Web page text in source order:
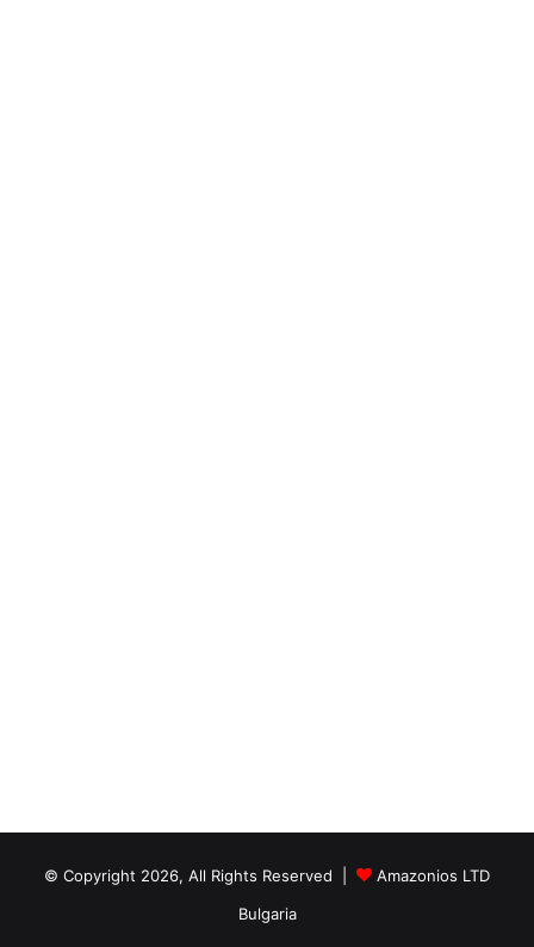
© Copyright 2026, All Rights Reserved |
Amazonios LTD
Bulgaria